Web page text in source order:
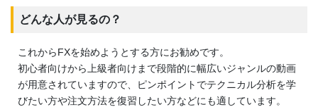
どんな人が見るの？
これからFXを始めようとする方にお勧めです。
初心者向けから上級者向けまで段階的に幅広いジャンルの動画
が用意されていますので、ピンポイントでテクニカル分析を学
びたい方や注文方法を復習したい方などにも適しています。